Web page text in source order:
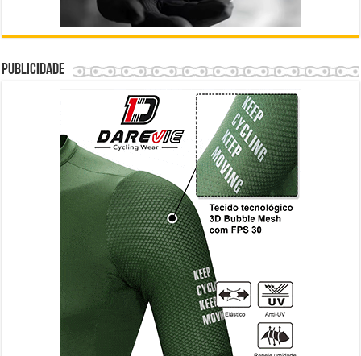
Publicidade